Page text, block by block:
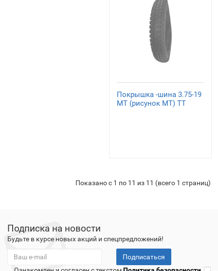
Покрышка -шина 3.75-19
МТ (рисунок МТ) TT
Показано с 1 по 11 из 11 (всего 1 страниц)
Подписка на новости
Будьте в курсе новых акций и спецпредложений!
Подписаться